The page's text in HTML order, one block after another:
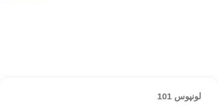
لونپوس 101